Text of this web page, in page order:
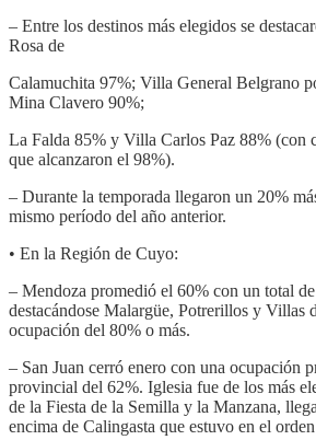
– Entre los destinos más elegidos se
Rosa de
Calamuchita 97%; Villa General Belgrano
Mina Clavero 90%;
La Falda 85% y Villa Carlos Paz 88% (con
que alcanzaron el 98%).
– Durante la temporada llegaron un 20%
mismo período del año anterior.
• En la Región de Cuyo:
– Mendoza promedió el 60% con un total
destacándose Malargüe, Potrerillos y Villas
ocupación del 80% o más.
– San Juan cerró enero con una ocupación
provincial del 62%. Iglesia fue de los más
de la Fiesta de la Semilla y la Manzana,
encima de Calingasta que estuvo en el